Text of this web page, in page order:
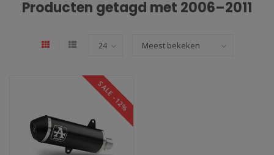
Producten getagd met 2006–2011
SALE -12%